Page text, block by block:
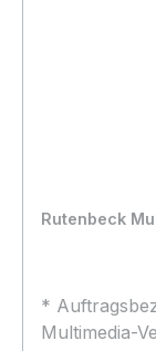
Rutenbeck
*
Multimedia-